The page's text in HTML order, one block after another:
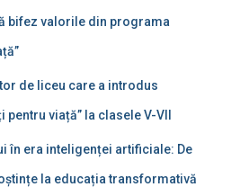
bifez valorile din programa
de liceu care a introdus
pentru viață” la clasele V-VII
în era inteligenței artificiale: De
la educația transformativă